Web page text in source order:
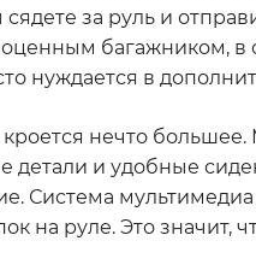
за руль и
багажником, в
нуждается в
нечто большее.
и удобные
Система
на руле. Это значит,